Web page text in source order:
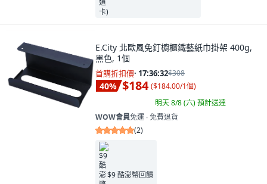
E.City 北歐風免釘櫥櫃鐵藝紙巾掛架 400g,
黑色, 1個
首購折扣價· 17:36:31$308
40% $184 ($184.00/1個)
明天 8/8 (六)預計送達
WOW會員免運 ∙ 免費退貨
(2)
$9 酷澎幣回饋